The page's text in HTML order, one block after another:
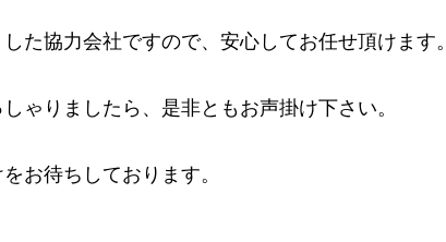
た協力会社ですので、安心してお任せ頂けます。
ゃりましたら、是非ともお声掛け下さい。
お待ちしております。